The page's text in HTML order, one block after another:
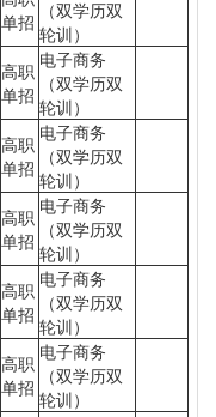
单招
（双学历双
轮训）
高职
单招
电子商务
（双学历双
轮训）
高职
单招
电子商务
（双学历双
轮训）
高职
单招
电子商务
（双学历双
轮训）
高职
单招
电子商务
（双学历双
轮训）
高职
单招
电子商务
（双学历双
轮训）